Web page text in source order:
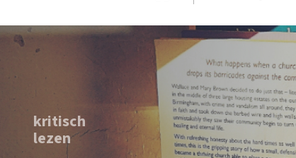
kritisch
lezen